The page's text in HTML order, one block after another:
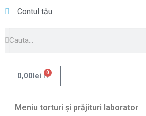
Contul tău
0,00lei 0
Meniu torturi și prăjituri laborator